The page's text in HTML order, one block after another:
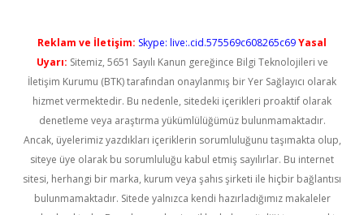
Reklam ve İletişim: Skype: live:.cid.575569c608265c69Yasal
Uyarı: Sitemiz, 5651 Sayılı Kanun gereğince Bilgi Teknolojileri ve
İletişim Kurumu (BTK) tarafından onaylanmış bir Yer Sağlayıcı olarak
hizmet vermektedir. Bu nedenle, sitedeki içerikleri proaktif olarak
denetleme veya araştırma yükümlülüğümüz bulunmamaktadır.
Ancak, üyelerimiz yazdıkları içeriklerin sorumluluğunu taşımakta olup,
siteye üye olarak bu sorumluluğu kabul etmiş sayılırlar. Bu internet
sitesi, herhangi bir marka, kurum veya şahıs şirketi ile hiçbir bağlantısı
bulunmamaktadır. Sitede yalnızca kendi hazırladığımız makaleler